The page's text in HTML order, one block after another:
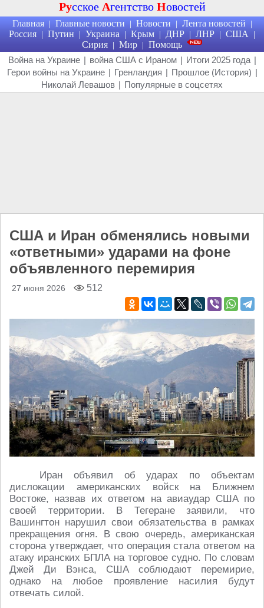
Русское Агентство Новостей
Главная | Главные новости | Новости | Лента новостей |
Россия | Путин | Украина | Крым | ДНР | ЛНР | США |
Сирия | Мир | Помощь
Война на Украине | война США с Ираном | Итоги 2025 года |
Герои войны на Украине | Гренландия | Прошлое (История) |
Николай Левашов | Популярные в соцсетях
США и Иран обменялись новыми
«ответными» ударами на фоне
объявленного перемирия
27 июня 2026 512
Иран объявил об ударах по объектам
дислокации американских войск на Ближнем
Востоке, назвав их ответом на авиаудар США по
своей территории. В Тегеране заявили, что
Вашингтон нарушил свои обязательства в рамках
прекращения огня. В свою очередь, американская
сторона утверждает, что операция стала ответом на
атаку иранских БПЛА на торговое судно. По словам
Джей Ди Вэнса, США соблюдают перемирие,
однако на любое проявление насилия будут
отвечать силой.